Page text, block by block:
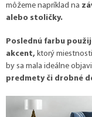
môžeme napríklad na
alebo stoličky.
Poslednú farbu
akcent, ktorý
by sa mala ideálne
predmety či drobné